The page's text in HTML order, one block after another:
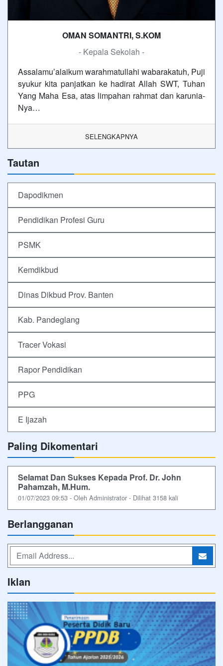
OMAN SOMANTRI, S.KOM
- Kepala Sekolah -
Assalamu’alaikum warahmatullahi wabarakatuh, Puji
syukur kita panjatkan ke hadirat Allah SWT, Tuhan
Yang Maha Esa, atas limpahan rahmat dan karunia-
Nya…
SELENGKAPNYA
Tautan
Dapodikmen
Pendidikan Profesi Guru
PSMK
Kemdikbud
Dinas Dikbud Prov. Banten
Kab. Pandeglang
Tracer Vokasi
Rapor Pendidikan
PPG
E Ijazah
Paling Dikomentari
Selamat Dan Sukses Kepada Prof. Dr. John
Pahamzah, M.Hum.
01/07/2023 09:53 - Oleh Administrator - Dilihat 3158 kali
Berlangganan
Iklan